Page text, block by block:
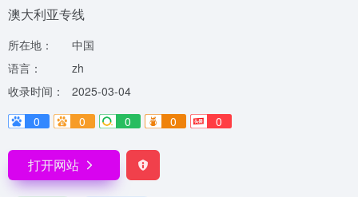
澳大利亚专线
所在地：
中国
语言：
zh
收录时间：
2025-03-04
0
0 0 0 0
打开网站